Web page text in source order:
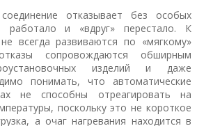
отказывает без особых
работало и «вдруг» перестало. К
всегда развиваются по «мягкому»
сопровождаются обширным
изделий и даже
понимать, что автоматические
не способны отреагировать на
поскольку это не короткое
а очаг нагревания находится в